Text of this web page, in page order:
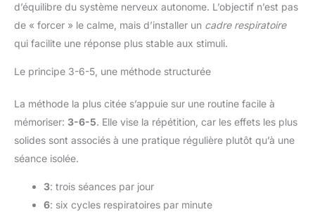
d’équilibre du système nerveux autonome. L’objectif n’est pas
de « forcer » le calme, mais d’installer un cadre respiratoire
qui facilite une réponse plus stable aux stimuli.
Le principe 3-6-5, une méthode structurée
La méthode la plus citée s’appuie sur une routine facile à
mémoriser: 3-6-5. Elle vise la répétition, car les effets les plus
solides sont associés à une pratique régulière plutôt qu’à une
séance isolée.
3: trois séances par jour
6: six cycles respiratoires par minute